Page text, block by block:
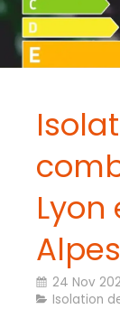
Lyon
Alpes
24 Nov
Isolation